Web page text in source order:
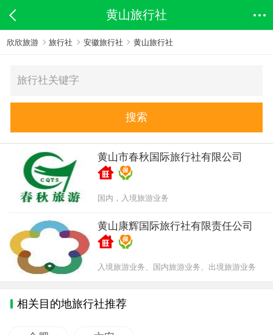
黄山旅行社
欣欣旅游 旅行社 安徽旅行社 黄山旅行社
搜索
黄山市春秋国际旅行社有限公司
国内，入境旅游业务
黄山康辉国际旅行社有限责任公司
入境旅游业务、国内旅游业务、出境旅游业务
相关目的地旅行社推荐